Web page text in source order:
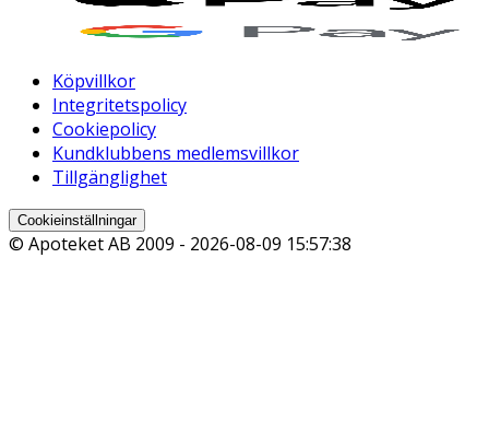
Köpvillkor
Integritetspolicy
Cookiepolicy
Kundklubbens medlemsvillkor
Tillgänglighet
Cookieinställningar
© Apoteket AB 2009 - 2026-08-09 15:57:38